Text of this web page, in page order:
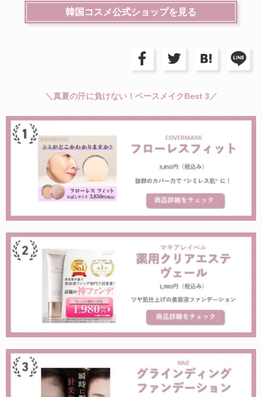
韓国コスメ公式ショップを見る
＼真夏の汗に負けない！ベースメイクBest 3／